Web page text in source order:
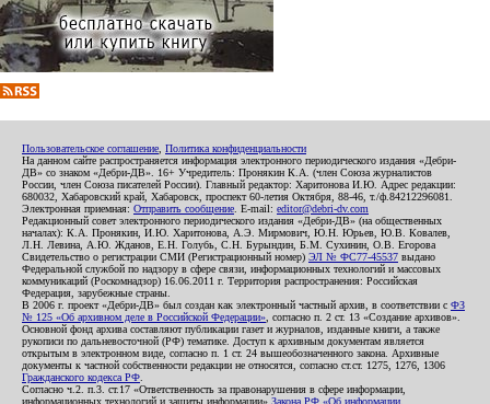
Пользовательское соглашение Политика конфиденциальности
На данном сайте распространяется информация электронного периодического издания «Дебри-
ДВ» со знаком «Дебри-ДВ». 16+ Учредитель: Пронякин К.А. (член Союза журналистов
России, член Союза писателей России). Главный редактор: Харитонова И.Ю. Адрес редакции:
680032, Хабаровский край, Хабаровск, проспект 60-летия Октября, 88-46, т./ф.84212296081.
Электронная приемная: Отправить сообщение . E-mail: editor@debri-dv.com
Редакционный совет электронного периодического издания «Дебри-ДВ» (на общественных
началах): К.А. Пронякин, И.Ю. Харитонова, А.Э. Мирмович, Ю.Н. Юрьев, Ю.В. Ковалев,
Л.Н. Левина, А.Ю. Жданов, Е.Н. Голубь, С.Н. Бурындин, Б.М. Сухинин, О.В. Егорова
Свидетельство о регистрации СМИ (Регистрационный номер) ЭЛ № ФС77-45537 выдано
Федеральной службой по надзору в сфере связи, информационных технологий и массовых
коммуникаций (Роскомнадзор) 16.06.2011 г. Территория распространения: Российская
Федерация, зарубежные страны.
В 2006 г. проект «Дебри-ДВ» был создан как электронный частный архив, в соответствии с ФЗ
№ 125 «Об архивном деле в Российской Федерации» , согласно п. 2 ст. 13 «Создание архивов».
Основной фонд архива составляют публикации газет и журналов, изданные книги, а также
рукописи по дальневосточной (РФ) тематике. Доступ к архивным документам является
открытым в электронном виде, согласно п. 1 ст. 24 вышеобозначенного закона. Архивные
документы к частной собственности редакции не относятся, согласно ст.ст. 1275, 1276, 1306
Гражданского кодекса РФ
Согласно ч.2. п.3. ст.17 «Ответственность за правонарушения в сфере информации,
информационных технологий и защиты информации» Закона РФ «Об информации,